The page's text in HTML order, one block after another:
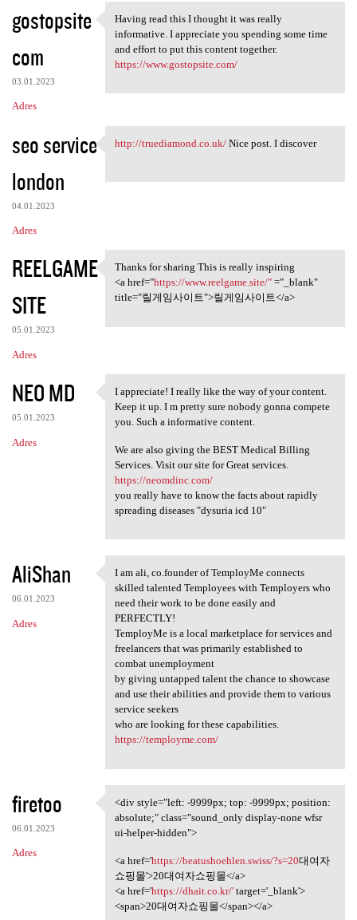
r
z
e
gostopsite
com
03.01.2023
Adres
Having read this I thought it
Having read this I thought it was really
informative. I appreciate you spending some time
and effort to put this content together.
https://www.gostopsite.com/
seo service
london
04.01.2023
Adres
http://truediamond.co.uk/
http://truediamond.co.uk/Nice post. I discover
REELGAME
SITE
05.01.2023
Adres
Thanks for sharing This is
Thanks for sharing This is really inspiring
<a href="https://www.reelgame.site/"="_blank"
title="릴게임사이트">릴게임사이트</a>
NEO MD
05.01.2023
Adres
I appreciate! I really like
I appreciate! I really like the way of your content.
Keep it up. I m pretty sure nobody gonna compete
you. Such a informative content.
We are also giving the BEST Medical Billing
Services. Visit our site for Great services.
https://neomdinc.com/
you really have to know the facts about rapidly
spreading diseases "dysuria icd 10"
AliShan
06.01.2023
Adres
I am ali, co.founder of
I am ali, co.founder of TemployMe connects
skilled talented Temployees with Temployers who
need their work to be done easily and
PERFECTLY!
TemployMe is a local marketplace for services and
freelancers that was primarily established to
combat unemployment
by giving untapped talent the chance to showcase
and use their abilities and provide them to various
service seekers
who are looking for these capabilities.
https://temployme.com/
firetoo
06.01.2023
Adres
<div style="left: -9999px;
<div style="left: -9999px; top: -9999px; position:
absolute;" class="sound_only display-none wfsr
ui-helper-hidden">
<a href='https://beatushoehlen.swiss/?s=20대여자
쇼핑몰'>20대여자쇼핑몰</a>
<a href='https://dhait.co.kr/'target='_blank'>
<span>20대여자쇼핑몰</span></a>